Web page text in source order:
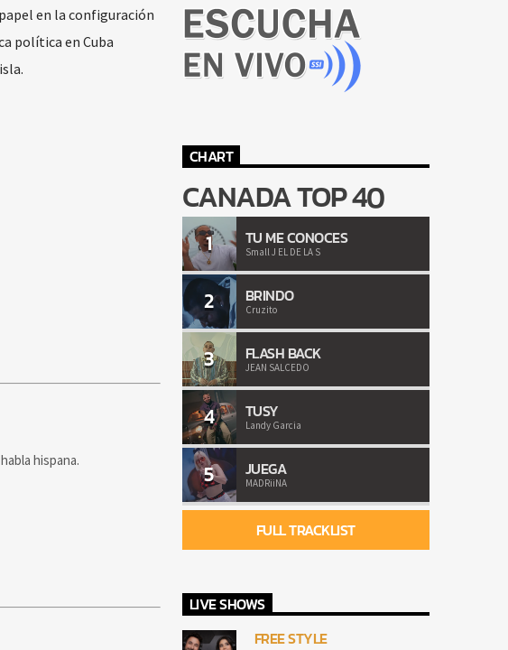
en la configuración
política en Cuba
hispana.
CHART
CANADA TOP 40
1 TU ME CONOCES
Small J EL DE LA S
2 BRINDO
Cruzito
3 FLASH BACK
JEAN SALCEDO
4 TUSY
Landy Garcia
5 JUEGA
MADRiiNA
FULL TRACKLIST
LIVE SHOWS
FREE STYLE